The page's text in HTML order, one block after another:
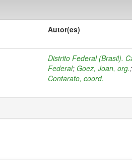
Autor(es)
Distrito Federal (Brasil).
Federal; Goez, Joan, org.;
Contarato, coord.